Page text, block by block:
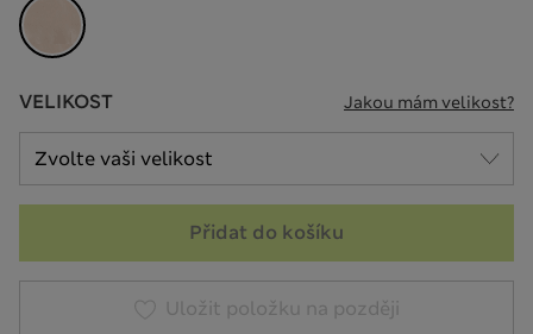
VELIKOST Jakou mám velikost?
Přidat do košíku
Uložit položku na později